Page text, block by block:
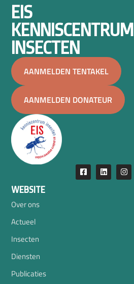
EIS
KENNISCENTRUM
INSECTEN
AANMELDEN TENTAKEL
AANMELDEN DONATEUR
WEBSITE
Over ons
Actueel
Insecten
Diensten
Publicaties